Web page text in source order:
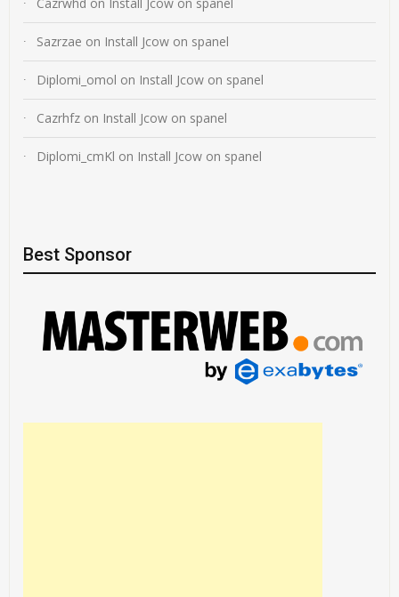
Sazrzae on Install Jcow on spanel
Diplomi_omol on Install Jcow on spanel
Cazrhfz on Install Jcow on spanel
Diplomi_cmKl on Install Jcow on spanel
Best Sponsor